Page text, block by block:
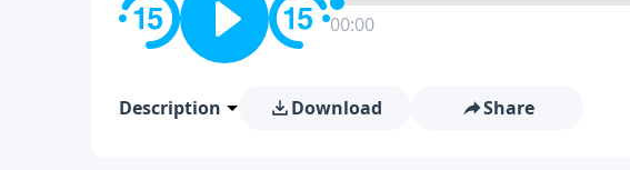
00:00
Description Download Share